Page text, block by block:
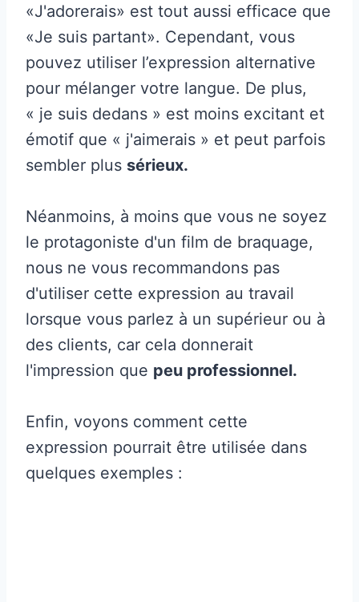
«J'adorerais» est tout aussi efficace que
«Je suis partant». Cependant, vous
pouvez utiliser l’expression alternative
pour mélanger votre langue. De plus,
« je suis dedans » est moins excitant et
émotif que « j'aimerais » et peut parfois
sembler plus sérieux.
Néanmoins, à moins que vous ne soyez
le protagoniste d'un film de braquage,
nous ne vous recommandons pas
d'utiliser cette expression au travail
lorsque vous parlez à un supérieur ou à
des clients, car cela donnerait
l'impression que peu professionnel.
Enfin, voyons comment cette
expression pourrait être utilisée dans
quelques exemples :